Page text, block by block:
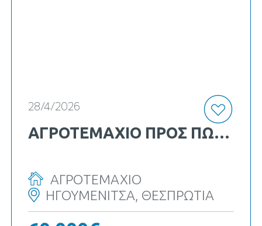
28/4/2026
ΑΓΡΟΤΕΜΑΧΙΟ ΠΡΟΣ ΠΏΛΗΣΗ
ΑΓΡΟΤΕΜΑΧΙΟ
ΗΓΟΥΜΕΝΙΤΣΑ, ΘΕΣΠΡΩΤΙΑ